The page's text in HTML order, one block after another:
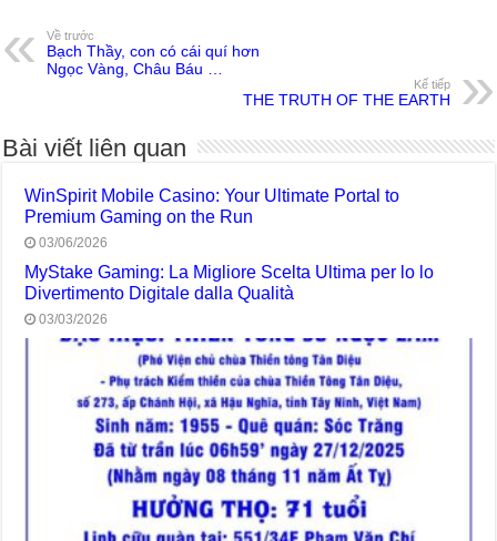
Về trước
Bạch Thầy, con có cái quí hơn
Ngọc Vàng, Châu Báu …
Kế tiếp
THE TRUTH OF THE EARTH
Bài viết liên quan
WinSpirit Mobile Casino: Your Ultimate Portal to
Premium Gaming on the Run
03/06/2026
MyStake Gaming: La Migliore Scelta Ultima per lo lo
Divertimento Digitale dalla Qualità
03/03/2026